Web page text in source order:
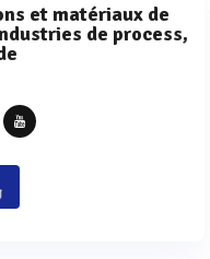
et matériaux de
de process,